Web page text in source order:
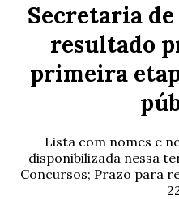
Secretaria
resultado
primeira
Lista com nomes e
disponibilizada nessa
Concursos; Prazo para